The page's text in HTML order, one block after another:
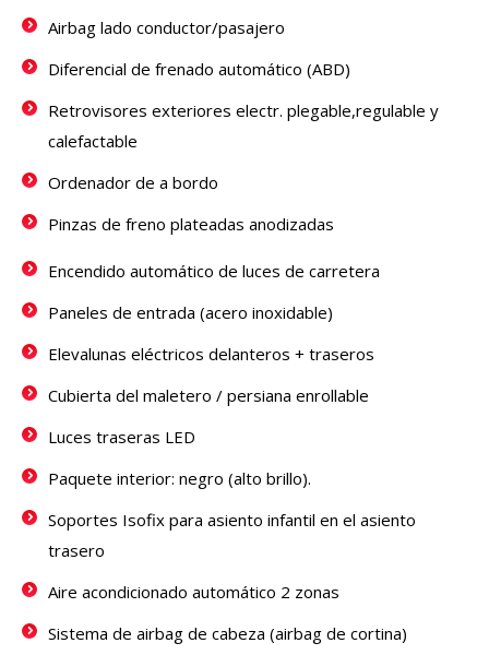
Airbag lado conductor/pasajero
Diferencial de frenado automático (ABD)
Retrovisores exteriores electr. plegable,regulable y
calefactable
Ordenador de a bordo
Pinzas de freno plateadas anodizadas
Encendido automático de luces de carretera
Paneles de entrada (acero inoxidable)
Elevalunas eléctricos delanteros + traseros
Cubierta del maletero / persiana enrollable
Luces traseras LED
Paquete interior: negro (alto brillo).
Soportes Isofix para asiento infantil en el asiento
trasero
Aire acondicionado automático 2 zonas
Sistema de airbag de cabeza (airbag de cortina)